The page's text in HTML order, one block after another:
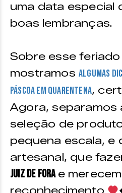
uma data especial
boas lembranças.
Sobre esse
mostramos algumas
Páscoa em Quarentena,
Agora, separamos
seleção de
pequena escala, e
artesanal, que
Juiz de Fora e
reconhecimento